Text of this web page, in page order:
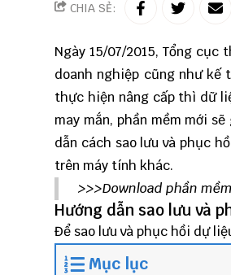
CHIA SẺ:
Ngày 15/07/2015, Tổng cục
doanh nghiệp cũng như kế
thực hiện nâng cấp thì dữ
may mắn, phần mềm mới
dẫn cách sao lưu và phục
trên máy tính khác.
>>>Download phần mềm
Hướng dẫn sao lưu và
Để sao lưu và phục hồi dự
Mục lục